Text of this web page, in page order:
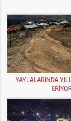
YAYLALARINDA